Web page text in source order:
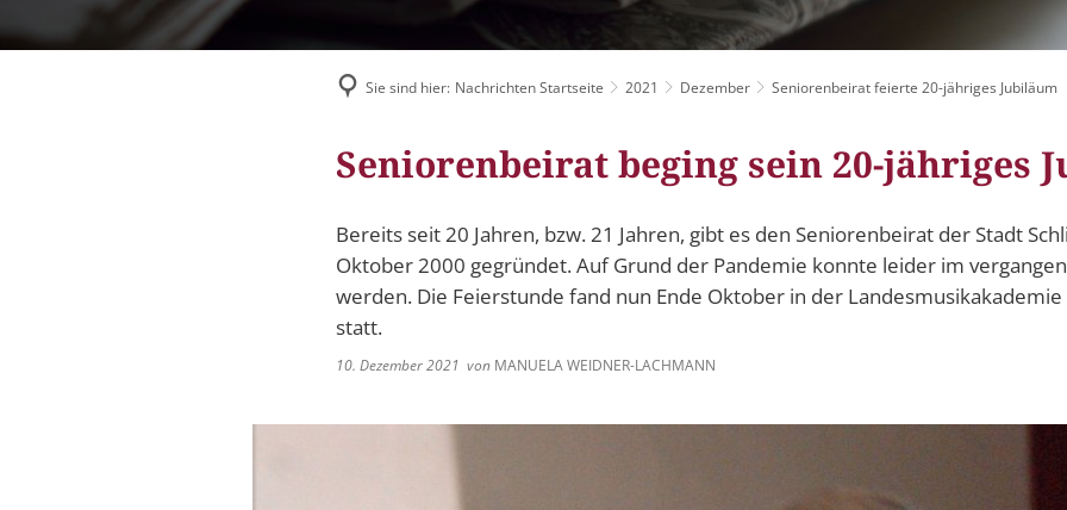
Stadtradeln
Bürgerhaus
Fahrpläne
Müllabfuhr
Sie sind hier: Nachrichten Startseite 2021 Dezember Seniorenbeirat feierte 20-jähriges Jubiläum
Seniorenbeirat beging sein 20-jähriges
Bereits seit 20 Jahren, bzw. 21 Jahren, gibt es den Seniorenbeirat der Stadt
Oktober 2000 gegründet. Auf Grund der Pandemie konnte leider im
werden. Die Feierstunde fand nun Ende Oktober in der
statt.
10. Dezember 2021 von MANUELA WEIDNER-LACHMANN